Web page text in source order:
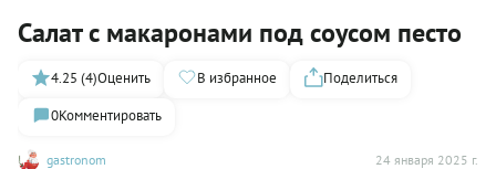
Салат с макаронами под соусом песто
gastronom 24 января 2025 г.
4.25 (4)Оценить В избранное
Поделиться
0Комментировать